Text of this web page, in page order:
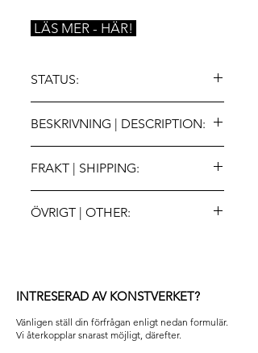
LÄS MER - HÄR!
STATUS:
om du har frågor kring verket.
.
[Contact us for availability or if you
have other questions regarding the
artwork]
BESKRIVNING | DESCRIPTION:
• Edition: Original, signerad
• Media: Akryl på duk
• Size: 70x70cm [HxB]
• Year: 2024
FRAKT | SHIPPING:
tullavgifter
[Quotation procedure applies. Any
taxes or customs fees are subject to
the recipient.
ÖVRIGT | OTHER:
direkt solljus
[Dust dry only, don’t use water or
chemicals, long-term exposure in
INTRESERAD AV KONSTVERKET?
Vänligen ställ din förfrågan enligt nedan formulär.
Vi återkopplar snarast möjligt, därefter. ​